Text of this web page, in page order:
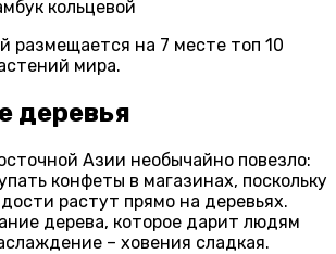
размещается на 7 месте топ 10
мира.
деревья
Азии необычайно повезло:
конфеты в магазинах, поскольку
растут прямо на деревьях.
дерева, которое дарит людям
– ховения сладкая.